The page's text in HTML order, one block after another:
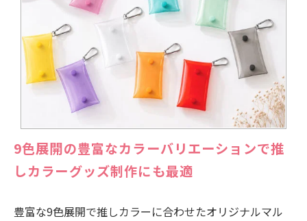
9色展開の豊富なカラーバリエーションで推
しカラーグッズ制作にも最適
豊富な9色展開で推しカラーに合わせたオリジナルマル